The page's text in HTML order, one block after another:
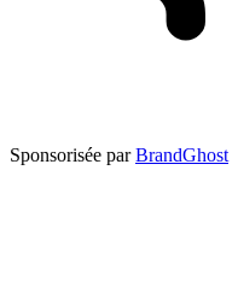
Sponsorisée par BrandGhost